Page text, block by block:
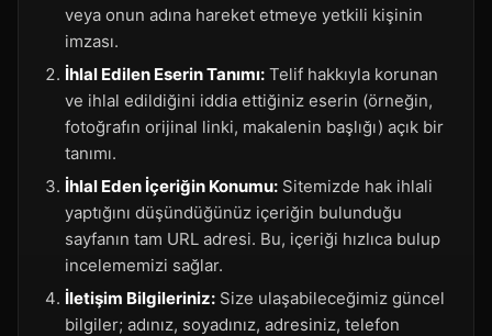
veya onun adına hareket etmeye yetkili kişinin
imzası.
İhlal Edilen Eserin Tanımı: Telif hakkıyla korunan
ve ihlal edildiğini iddia ettiğiniz eserin (örneğin,
fotoğrafın orijinal linki, makalenin başlığı) açık bir
tanımı.
İhlal Eden İçeriğin Konumu: Sitemizde hak ihlali
yaptığını düşündüğünüz içeriğin bulunduğu
sayfanın tam URL adresi. Bu, içeriği hızlıca bulup
incelememizi sağlar.
İletişim Bilgileriniz: Size ulaşabileceğimiz güncel
bilgiler; adınız, soyadınız, adresiniz, telefon